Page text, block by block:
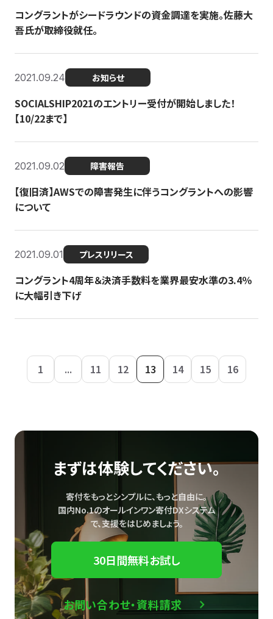
コングラントがシードラウンドの資金調達を実施。佐藤大
吾氏が取締役就任。
2021.09.24 お知らせ
SOCIALSHIP2021のエントリー受付が開始しました！
【10/22まで】
2021.09.02 障害報告
【復旧済】AWSでの障害発生に伴うコングラントへの影響
について
2021.09.01 プレスリリース
コングラント4周年＆決済手数料を業界最安水準の3.4％
に大幅引き下げ
1 ... 11 12 13 14 15 16
まずは体験してください。
寄付をもっとシンプルに、もっと自由に。
国内No.1のオールインワン寄付DXシステム
で、支援をはじめましょう。
30日間無料お試し
お問い合わせ・資料請求